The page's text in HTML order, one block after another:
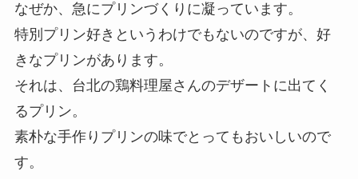
なぜか、急にプリンづくりに凝っています。
特別プリン好きというわけでもないのですが、好
きなプリンがあります。
それは、台北の鶏料理屋さんのデザートに出てく
るプリン。
素朴な手作りプリンの味でとってもおいしいので
す。